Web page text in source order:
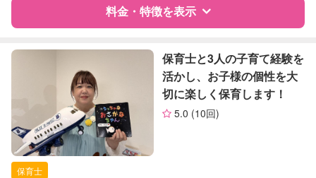
レッスン なし
お引き受けしていません
お子様の撮影
（定期特典）
対応不可
料金・特徴を表示
特徴 料金 レビュー
サポートの特徴
資格
企業型割引対象(旧内閣府補助対象)
自治体届出済ベビーシッター
保育士
保育士と3人の子育て経験を
活かし、お子様の個性を大
切に楽しく保育します！
5.0 (10回)
保育士